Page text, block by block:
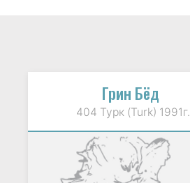
Грин Бёд
404 Турк (Turk) 1991г.